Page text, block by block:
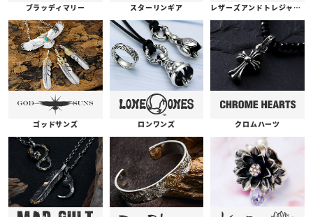
ブラッディマリー スターリンギア レザーズアンドトレジャーズ
ゴッドサンズ ロンワンズ クロムハーツ